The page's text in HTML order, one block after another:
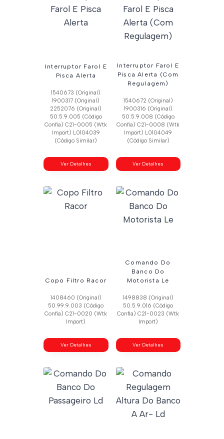
Interruptor Farol E
Pisca Alerta
1540673 (Original)
1900317 (Original)
2252076 (Original)
50.5.9.005 (Código
Confia) C21-0005 (Wtk
Import) L0104039
(Código Similar)
Ver Detalhes
Interruptor Farol E
Pisca Alerta (Com
Regulagem)
1540672 (Original)
1900316 (Original)
50.5.9.008 (Código
Confia) C21-0008 (Wtk
Import) L0104049
(Código Similar)
Ver Detalhes
Copo Filtro Racor
1408460 (Original)
50.99.9.003 (Código
Confia) C21-0020 (Wtk
Import)
Ver Detalhes
Comando Do
Banco Do
Motorista Le
1498838 (Original)
50.5.9.016 (Código
Confia) C21-0023 (Wtk
Import)
Ver Detalhes